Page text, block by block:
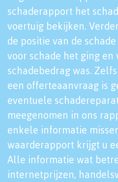
schaderapport het
voertuig bekijken.
de positie van de
voor schade het ging en
schadebedrag was.
een offerteaanvraag is
eventuele
meegenomen in ons
enkele informatie
waarderapport krijgt u
Alle informatie wat
internetprijzen,